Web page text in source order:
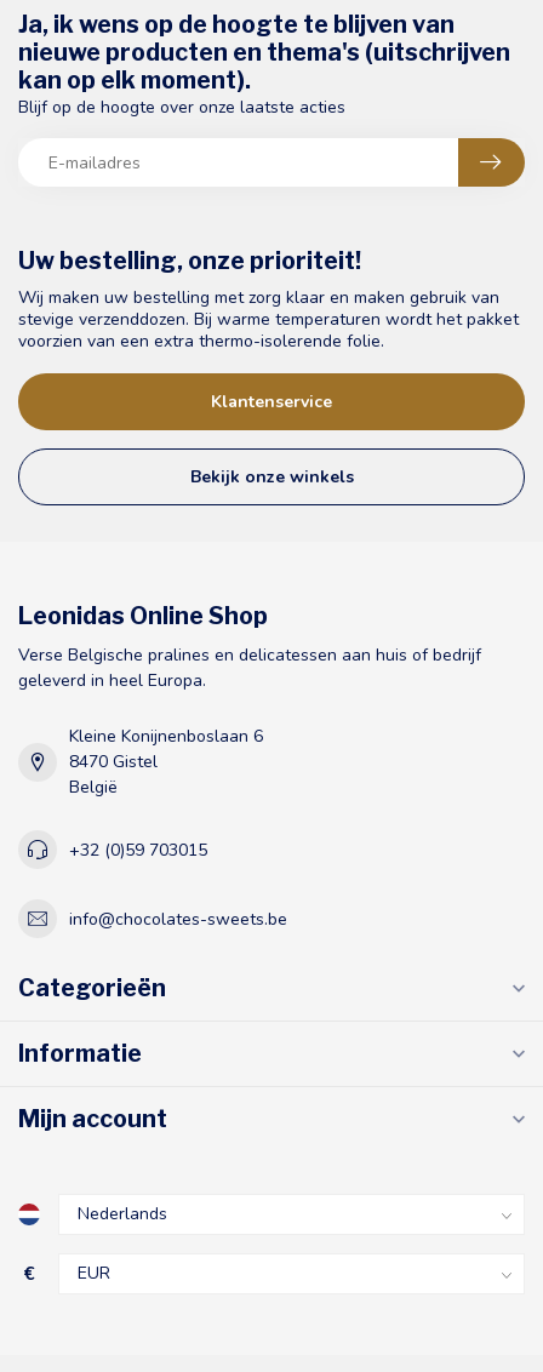
Uw bestelling, onze prioriteit!
Wij maken uw bestelling met zorg klaar en maken gebruik van
stevige verzenddozen. Bij warme temperaturen wordt het pakket
voorzien van een extra thermo-isolerende folie.
Klantenservice
Bekijk onze winkels
Ja, ik wens op de hoogte te blijven van
nieuwe producten en thema's (uitschrijven
kan op elk moment).
Blijf op de hoogte over onze laatste acties
Leonidas Online Shop
Verse Belgische pralines en delicatessen aan huis of bedrijf
geleverd in heel Europa.
Kleine Konijnenboslaan 6
8470 Gistel
België
+32 (0)59 703015
info@chocolates-sweets.be
Categorieën
Informatie
Mijn account
€